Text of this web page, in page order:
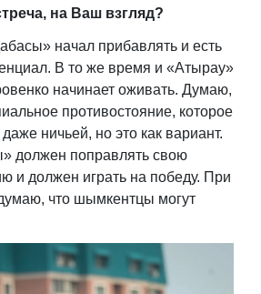
на Ваш взгляд?
начал прибавлять и есть
В то же время и «Атырау»
начинает оживать. Думаю,
противостояние, которое
ничьей, но это как вариант.
должен поправлять свою
и должен играть на победу. При
что шымкентцы могут